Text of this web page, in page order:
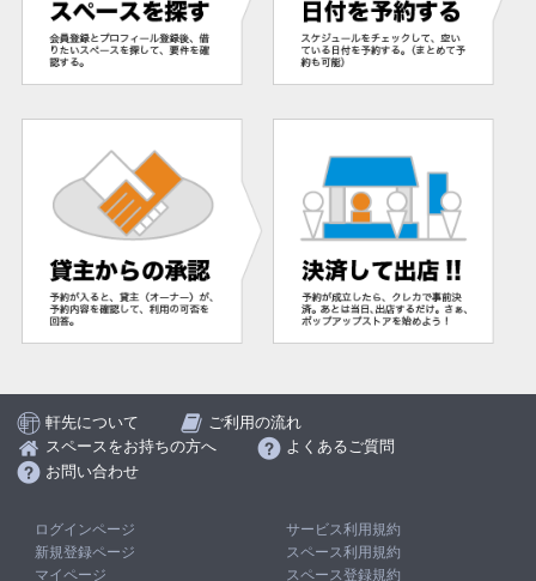
軒先について
ご利用の流れ
スペースをお持ちの方へ
よくあるご質問
お問い合わせ
ログインページ
新規登録ページ
マイページ
サービス利用規約
スペース利用規約
スペース登録規約